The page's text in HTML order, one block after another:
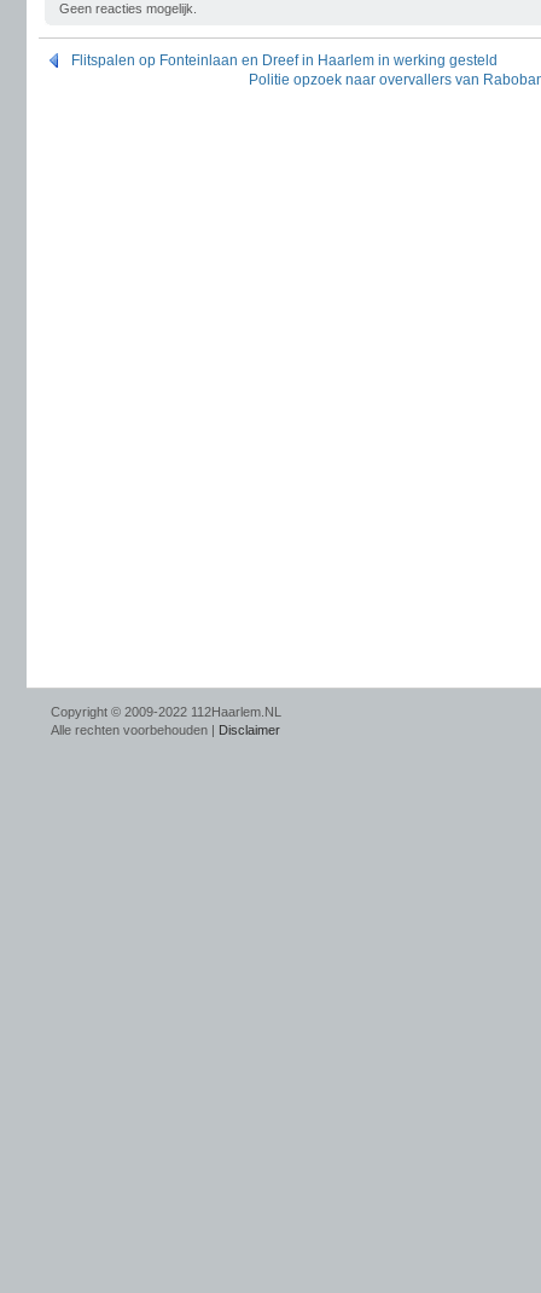
Geen reacties mogelijk.
Flitspalen op Fonteinlaan en Dreef in Haarlem in werking gesteld
Politie opzoek naar overvallers van
Copyright © 2009-2022 112Haarlem.NL
Alle rechten voorbehouden | Disclaimer